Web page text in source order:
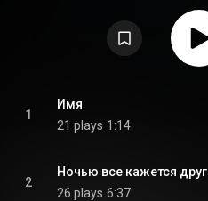
1
Имя
21 plays 1:14
2
Ночью все кажется
26 plays 6:37